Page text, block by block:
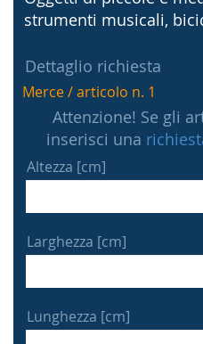
strumenti musicali,
Dettaglio richiesta
Merce / articolo n. 1
Attenzione! Se gli
inserisci una
Altezza [cm]
Larghezza [cm]
Lunghezza [cm]